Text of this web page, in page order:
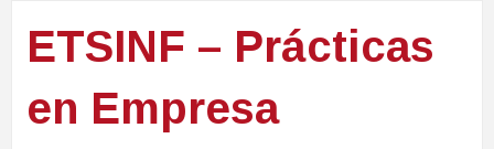
ETSINF – Prácticas
en Empresa